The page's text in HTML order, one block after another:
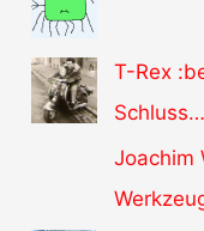
T-Rex
Schluss…
Joachim
Werkzeug-Junkie